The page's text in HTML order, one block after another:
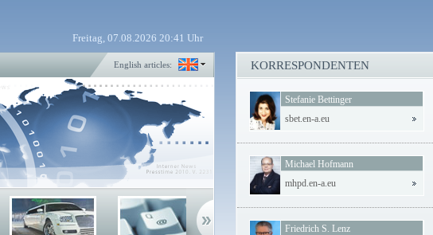
Freitag, 07.08.2026 20:41 Uhr
English articles: KORRESPONDENTEN
Stefanie Bettinger
sbet.en-a.eu
Michael Hofmann
mhpd.en-a.eu
Friedrich S. Lenz